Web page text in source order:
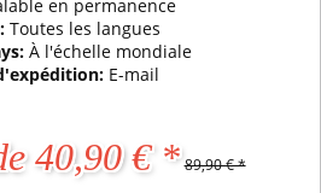
en permanence
Toutes les langues
À l'échelle mondiale
E-mail
40,90 € * 89,90 € *